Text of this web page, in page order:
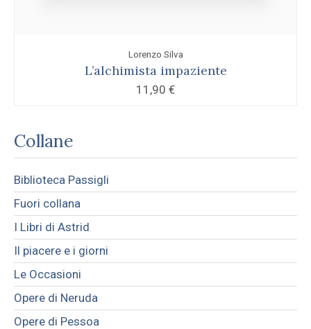
Lorenzo Silva
L’alchimista impaziente
11,90 €
Collane
Biblioteca Passigli
Fuori collana
I Libri di Astrid
Il piacere e i giorni
Le Occasioni
Opere di Neruda
Opere di Pessoa